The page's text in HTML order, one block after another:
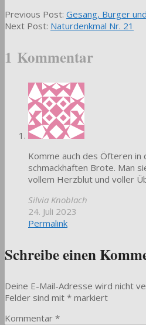
2023-
07-
Previous Post: Gesang, Burger
Next Post: Naturdenkmal Nr. 21
1 Kommentar
Komme auch des Öfteren in
schmackhaften Brote. Man
vollem Herzblut und voller
Silvia Knoblach
24. Juli 2023
Permalink
Schreibe einen
Deine E-Mail-Adresse wird nicht
Felder sind mit * markiert
Kommentar *